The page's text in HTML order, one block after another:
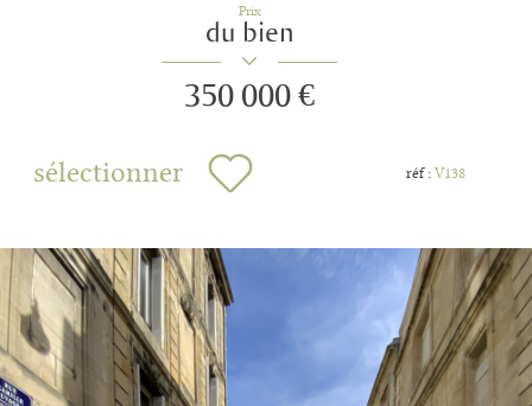
Prix
du bien
350 000 €
sélectionner réf : V138